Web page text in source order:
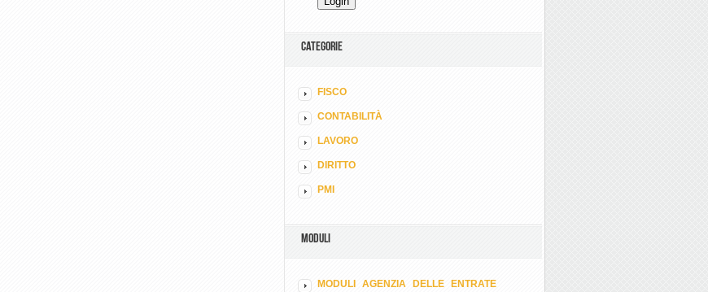
CATEGORIE
FISCO
CONTABILITÀ
LAVORO
DIRITTO
PMI
MODULI
MODULI AGENZIA DELLE ENTRATE